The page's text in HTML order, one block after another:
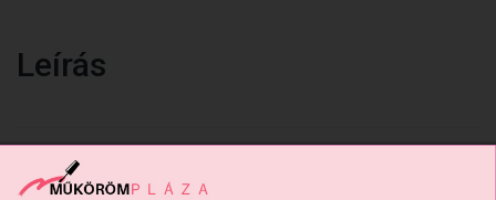
Leírás
Vissza: DÍSZÍTŐK